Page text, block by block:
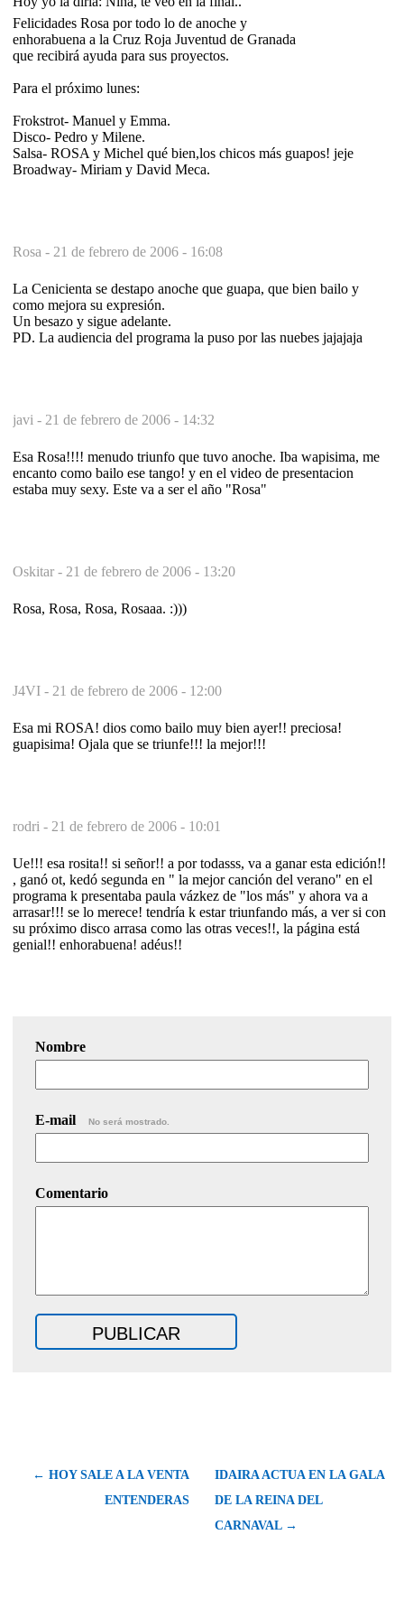
Felicidades Rosa por todo lo de anoche y
enhorabuena a la Cruz Roja Juventud de Granada
que recibirá ayuda para sus proyectos.
Para el próximo lunes:
Frokstrot- Manuel y Emma.
Disco- Pedro y Milene.
Salsa- ROSA y Michel qué bien,los chicos más guapos! jeje
Broadway- Miriam y David Meca.
Rosa - 21 de febrero de 2006 - 16:08
La Cenicienta se destapo anoche que guapa, que bien bailo y
como mejora su expresión.
Un besazo y sigue adelante.
PD. La audiencia del programa la puso por las nuebes jajajaja
javi - 21 de febrero de 2006 - 14:32
Esa Rosa!!!! menudo triunfo que tuvo anoche. Iba wapisima, me
encanto como bailo ese tango! y en el video de presentacion
estaba muy sexy. Este va a ser el año "Rosa"
Oskitar - 21 de febrero de 2006 - 13:20
Rosa, Rosa, Rosa, Rosaaa. :)))
J4VI - 21 de febrero de 2006 - 12:00
Esa mi ROSA! dios como bailo muy bien ayer!! preciosa!
guapisima! Ojala que se triunfe!!! la mejor!!!
rodri - 21 de febrero de 2006 - 10:01
Ue!!! esa rosita!! si señor!! a por todasss, va a ganar esta edición!!
, ganó ot, kedó segunda en " la mejor canción del verano" en el
programa k presentaba paula vázkez de "los más" y ahora va a
arrasar!!! se lo merece! tendría k estar triunfando más, a ver si con
su próximo disco arrasa como las otras veces!!, la página está
genial!! enhorabuena! adéus!!
Nombre
E-mail No será mostrado.
Comentario
← HOY SALE A LA VENTA
ENTENDERAS
IDAIRA ACTUA EN LA GALA
DE LA REINA DEL
CARNAVAL →